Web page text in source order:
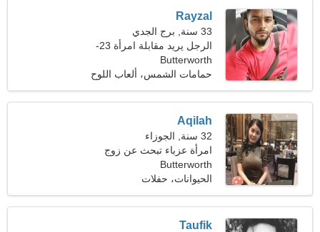
Rayzal
33 سنة, برج الجدي
الرجل يريد مقابلة امرأة 23-
29
Butterworth
حمامات الشمس، ألعاب اللوح
Aqilah
32 سنة, الجوزاء
امرأة عزباء تبحث عن زوج
37-40
Butterworth
الحيوانات، حفلات
Taufik